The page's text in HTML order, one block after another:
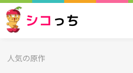
シコ っち
人気の原作